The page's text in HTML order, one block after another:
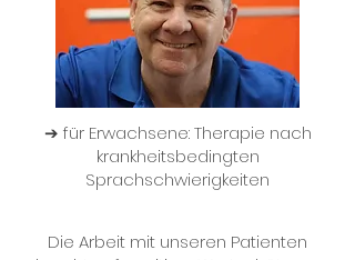
➔ für Erwachsene: Therapie nach
krankheitsbedingten
Sprachschwierigkeiten
Die Arbeit mit unseren Patienten